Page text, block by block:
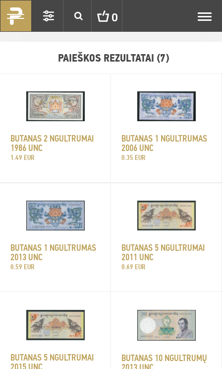
0
PAIEŠKOS REZULTATAI (7)
BUTANAS 2 NGULTRUMAI
1986 UNC
1.49 EUR
BUTANAS 1 NGULTRUMAS
2006 UNC
0.35 EUR
BUTANAS 1 NGULTRUMAS
2013 UNC
0.59 EUR
BUTANAS 5 NGULTRUMAI
2011 UNC
0.69 EUR
BUTANAS 5 NGULTRUMAI
2015 UNC
BUTANAS 10 NGULTRUMŲ